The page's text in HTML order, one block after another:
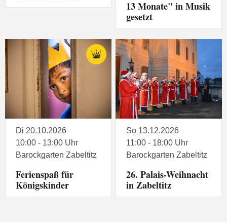
13 Monate" in Musik
gesetzt
Di 20.10.2026
10:00 - 13:00 Uhr
Barockgarten Zabeltitz
Ferienspaß für
Königskinder
So 13.12.2026
11:00 - 18:00 Uhr
Barockgarten Zabeltitz
26. Palais-Weihnacht
in Zabeltitz